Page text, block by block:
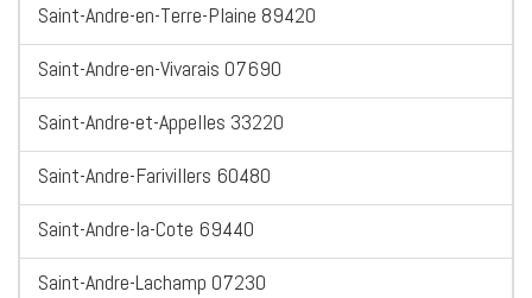
Saint-Andre-en-Terre-Plaine 89420
Saint-Andre-en-Vivarais 07690
Saint-Andre-et-Appelles 33220
Saint-Andre-Farivillers 60480
Saint-Andre-la-Cote 69440
Saint-Andre-Lachamp 07230